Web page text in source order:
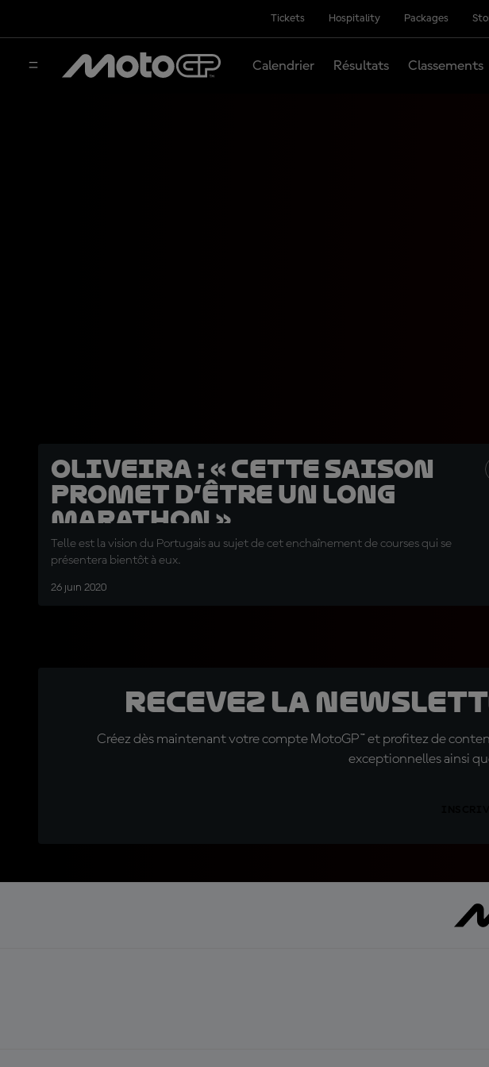
Tickets Hospitality Packages
Calendrier Résultats Classements
Oliveira : « Cette saison
promet d’être un long
marathon »
Telle est la vision du Portugais au sujet de cet enchaînement de courses qui se
présentera bientôt à eux.
26 juin 2020
Recevez la
Créez dès maintenant votre compte MotoGP™ et profitez de
exceptionnelles ainsi